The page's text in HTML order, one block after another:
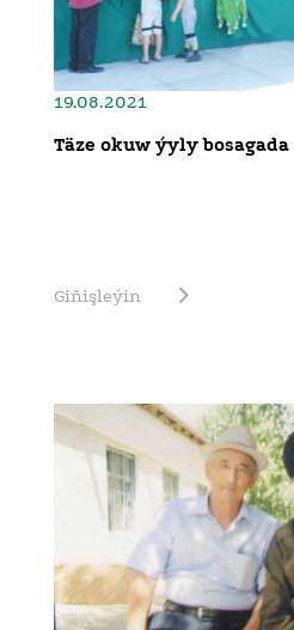
19.08.2021
Täze okuw ýyly bosagada
Giňişleýin